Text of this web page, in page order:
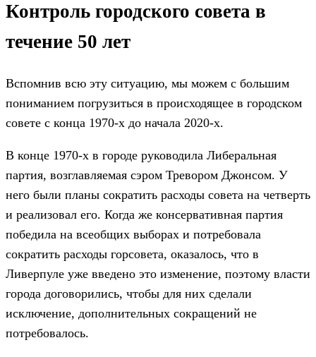
Контроль городского совета в
течение 50 лет
Вспомнив всю эту ситуацию, мы можем с большим
пониманием погрузиться в происходящее в городском
совете с конца 1970-х до начала 2020-х.
В конце 1970-х в городе руководила Либеральная
партия, возглавляемая сэром Тревором Джонсом. У
него были планы сократить расходы совета на четверть
и реализовал его. Когда же консервативная партия
победила на всеобщих выборах и потребовала
сократить расходы горсовета, оказалось, что в
Ливерпуле уже введено это изменение, поэтому власти
города договорились, чтобы для них сделали
исключение, дополнительных сокращений не
потребовалось.